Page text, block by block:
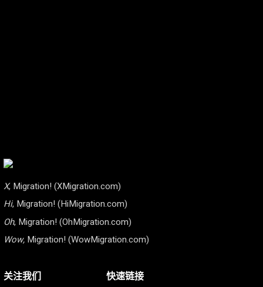
X, Migration! (XMigration.com)
Hi, Migration! (HiMigration.com)
Oh, Migration! (OhMigration.com)
Wow, Migration! (WowMigration.com)
关注我们 快速链接